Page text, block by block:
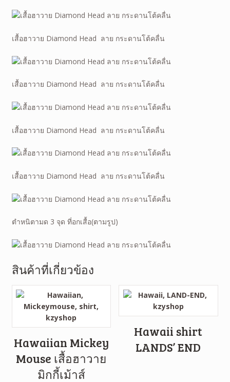
เสื้อฮาวาย Diamond Head ลาย กระดานโต้คลื่น
เสื้อฮาวาย Diamond Head ลาย กระดานโต้คลื่น
เสื้อฮาวาย Diamond Head ลาย กระดานโต้คลื่น
เสื้อฮาวาย Diamond Head ลาย กระดานโต้คลื่น
ตำหนิตามด 3 จุด ที่อกเสื้อ(ตามรูป)
สินค้าที่เกี่ยวข้อง
Hawaiian Mickey
Mouse เสื้อฮาวาย
มิกกี้เม้าส์
Hawaii shirt
LANDS’ END